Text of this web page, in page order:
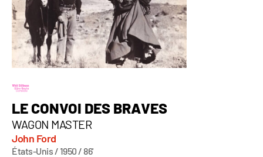
LE CONVOI DES BRAVES
WAGON MASTER
John Ford
États-Unis / 1950 / 86'